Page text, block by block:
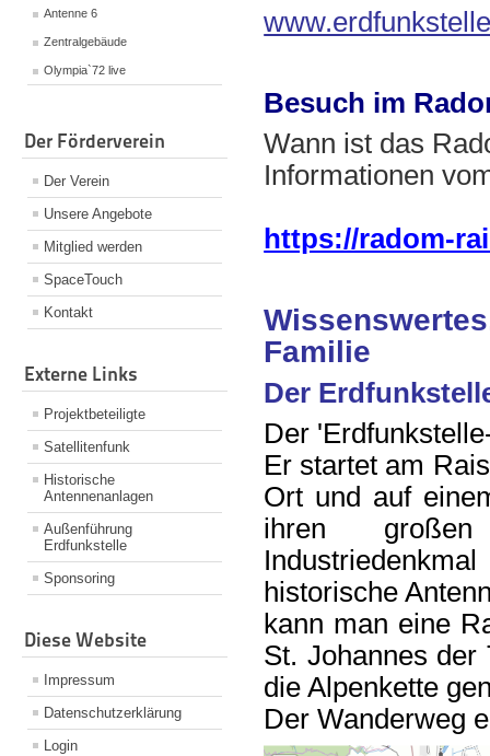
Antenne 6
Zentralgebäude
Olympia`72 live
Der Förderverein
Der Verein
Unsere Angebote
Mitglied werden
SpaceTouch
Kontakt
Externe Links
Projektbeteiligte
Satellitenfunk
Historische
Antennenanlagen
Außenführung
Erdfunkstelle
Sponsoring
Diese Website
Impressum
Datenschutzerklärung
Login
Besuch im
Wann ist das
Informationen
https://radom-
Familie
Der
Der
Er startet am
Ort und auf
ihren
historische
kann man eine
St. Johannes
die Alpenkette
Der Wanderweg